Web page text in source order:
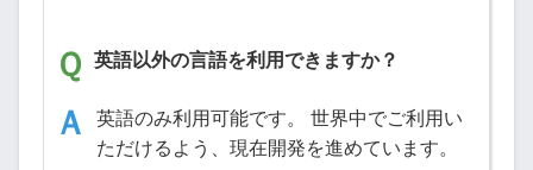
英語以外の言語を利用できますか？
英語のみ利用可能です。 世界中でご利用い
ただけるよう、現在開発を進めています。